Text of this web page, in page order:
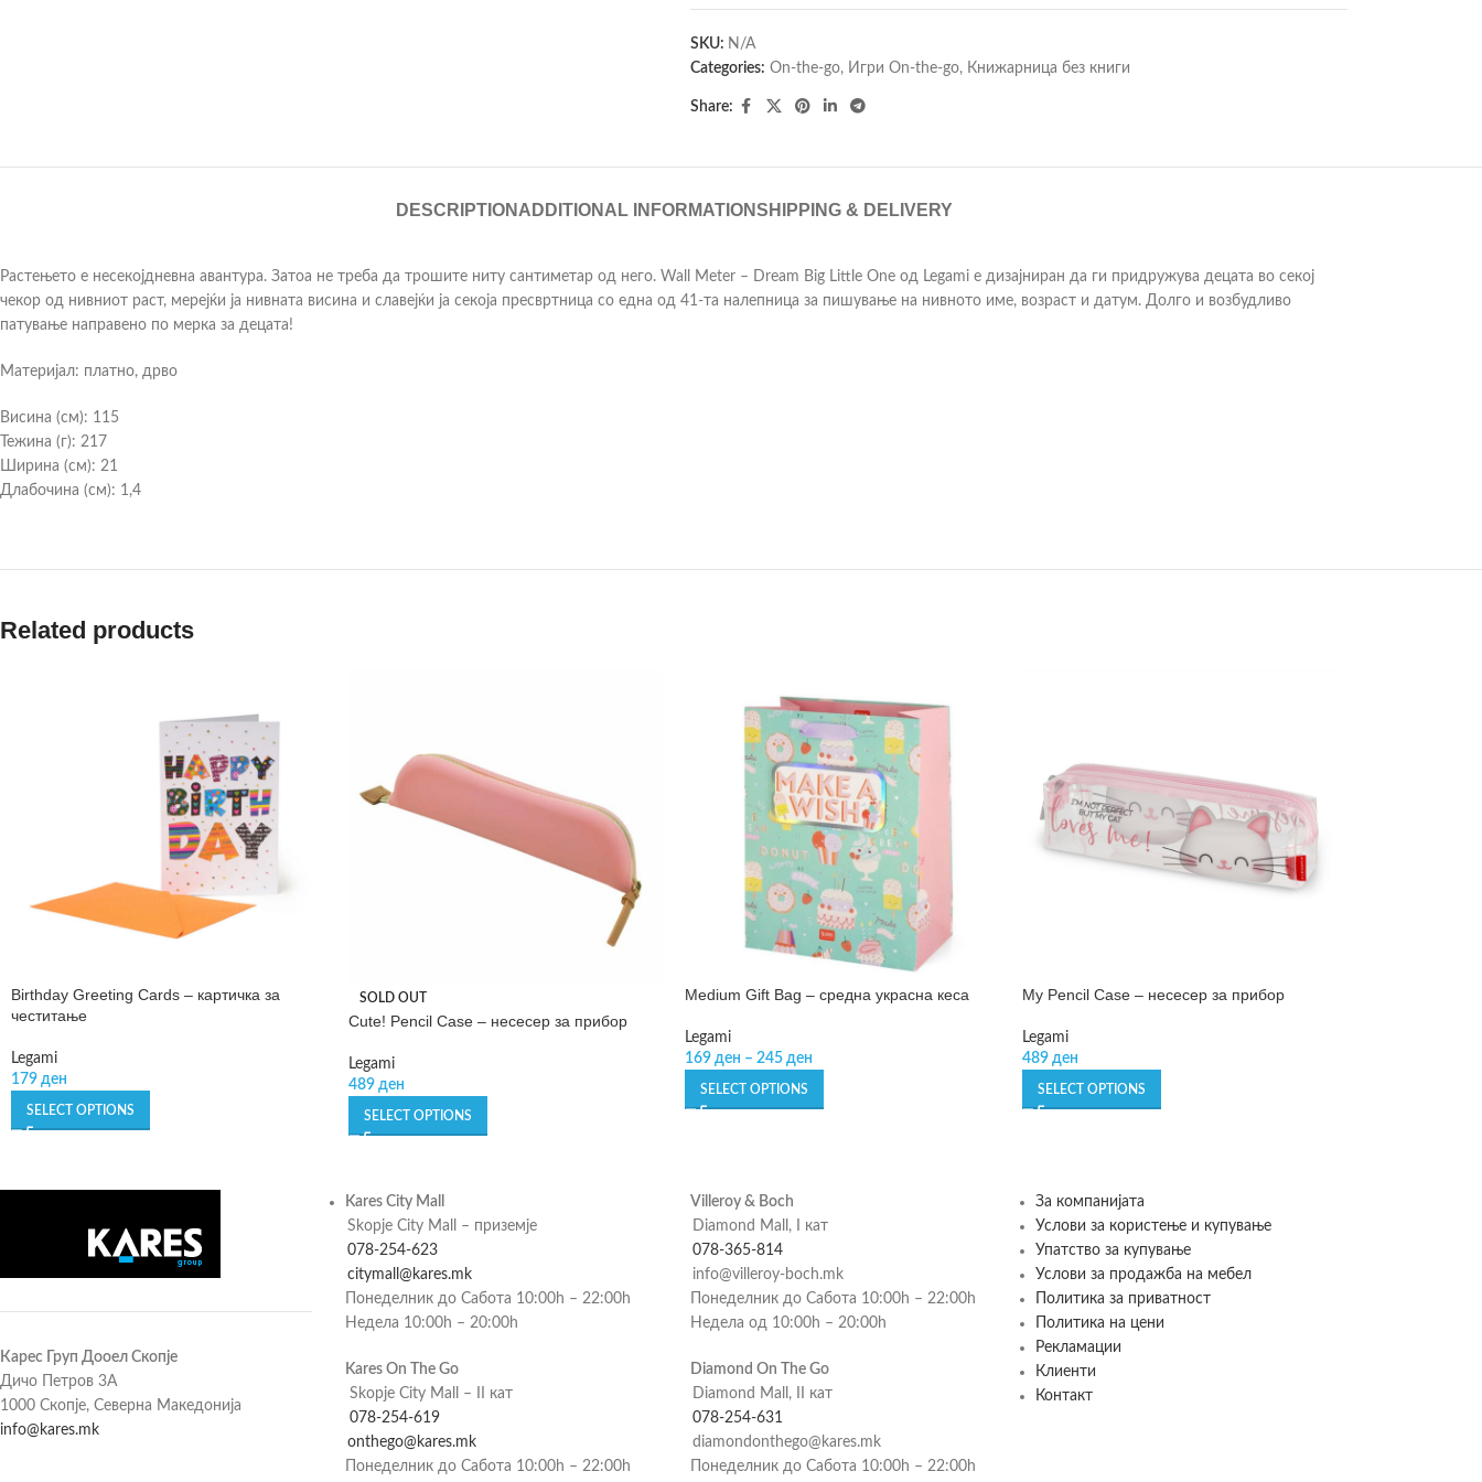
SKU: N/A
Categories: On-the-go, Игри On-the-go, Книжарница без книги
Share:
DESCRIPTION ADDITIONAL INFORMATIONSHIPPING & DELIVERY
Растењето е несекојдневна авантура. Затоа не треба да трошите ниту сантиметар од него. Wall Meter – Dream Big Little One од Legami е дизајниран да ги придружува децата во секој
чекор од нивниот раст, мерејќи ја нивната висина и славејќи ја секоја пресвртница со една од 41-та налепница за пишување на нивното име, возраст и датум. Долго и возбудливо
патување направено по мерка за децата!
Материјал: платно, дрво
Висина (см): 115
Тежина (г): 217
Ширина (см): 21
Длабочина (см): 1,4
Related products
Birthday Greeting Cards – картичка за
честитање
Legami
179 ден
SELECT OPTIONS
SOLD OUT
Cute! Pencil Case – несесер за прибор
Legami
489 ден
SELECT OPTIONS
Medium Gift Bag – средна украсна кеса
Legami
169 ден – 245 ден
SELECT OPTIONS
My Pencil Case – несесер за прибор
Legami
489 ден
SELECT OPTIONS
Карес Груп Дооел Скопје
Дичо Петров 3А
1000 Скопје, Северна Македонија
info@kares.mk
Kares City Mall
Skopje City Mall – приземје
078-254-623
citymall@kares.mk
Понеделник до Сабота 10:00h – 22:00h
Недела 10:00h – 20:00h
Kares On The Go
Skopje City Mall – II кат
078-254-619
onthego@kares.mk
Понеделник до Сабота 10:00h – 22:00h
Villeroy & Boch
Diamond Mall, I кат
078-365-814
info@villeroy-boch.mk
Понеделник до Сабота 10:00h – 22:00h
Недела од 10:00h – 20:00h
Diamond On The Go
Diamond Mall, II кат
078-254-631
diamondonthego@kares.mk
Понеделник до Сабота 10:00h – 22:00h
За компанијата
Услови за користење и купување
Упатство за купување
Услови за продажба на мебел
Политика за приватност
Политика на цени
Рекламации
Клиенти
Контакт